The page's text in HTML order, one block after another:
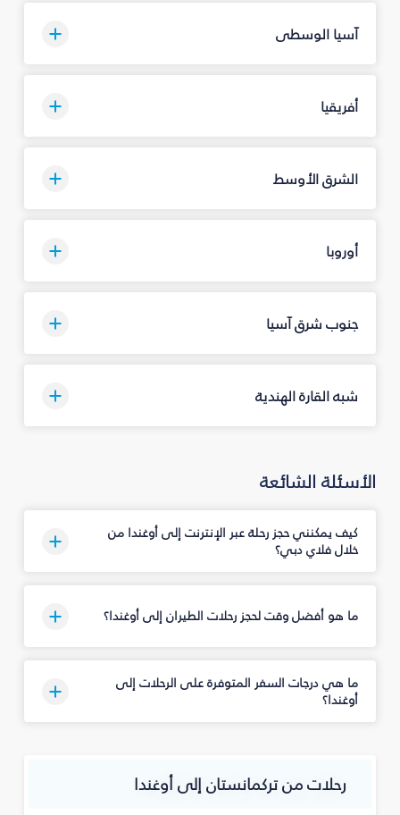
آسيا الوسطى
أفريقيا
الشرق الأوسط
أوروبا
جنوب شرق آسيا
شبه القارة الهندية
الأسئلة الشائعة
كيف يمكنني حجز رحلة عبر الإنترنت إلى أوغندا من
خلال فلاي دبي؟
ما هو أفضل وقت لحجز رحلات الطيران إلى أوغندا؟
ما هي درجات السفر المتوفرة على الرحلات إلى
أوغندا؟
رحلات من تركمانستان إلى أوغندا